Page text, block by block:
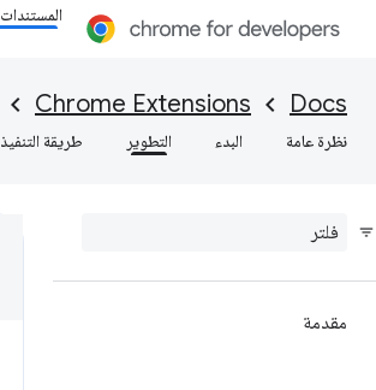
المستندات
Docs
Chrome Extensions
نظرة عامة البدء التطوير طريقة التنفيذ
مقدمة